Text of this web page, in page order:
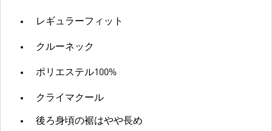
レギュラーフィット
クルーネック
ポリエステル100%
クライマクール
後ろ身頃の裾はやや長め